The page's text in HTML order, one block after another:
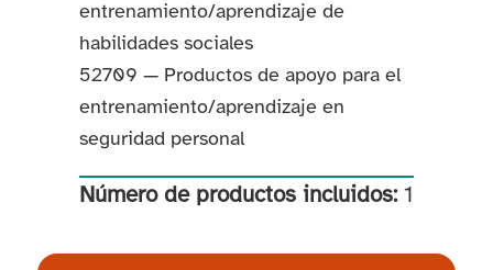
entrenamiento/aprendizaje de
habilidades sociales
52709 — Productos de apoyo para el
entrenamiento/aprendizaje en
seguridad personal
Número de productos incluidos:1